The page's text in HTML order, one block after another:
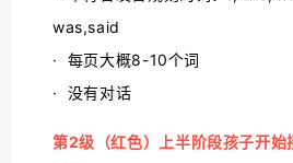
was,said
· 每页大概8-10个词
· 没有对话
第2级（红色）上半阶段孩子开始